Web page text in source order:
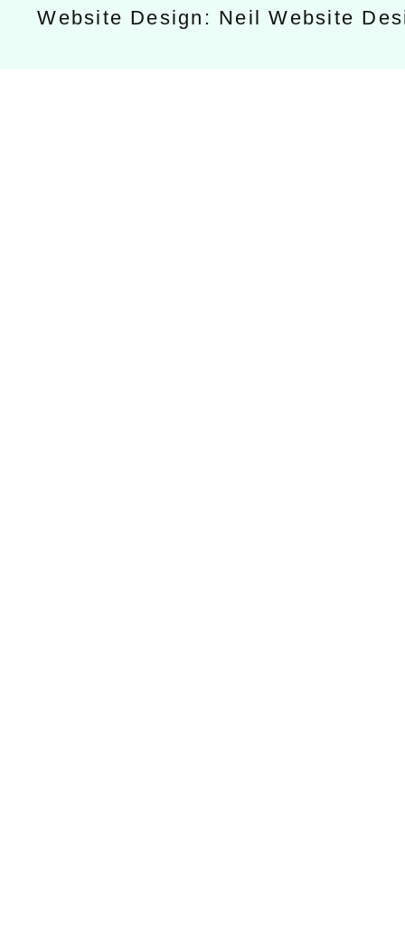
Website Design: Neil Website